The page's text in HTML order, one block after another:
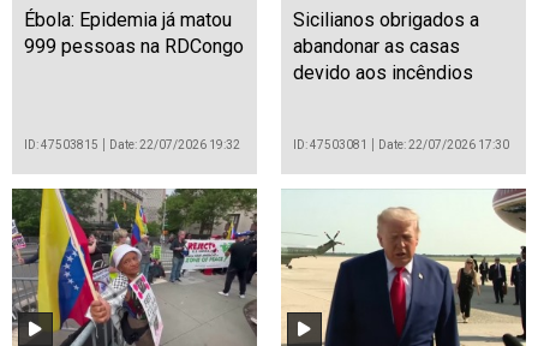
Ébola: Epidemia já matou
999 pessoas na RDCongo
ID: 47503815 Date: 22/07/2026 19:32
Sicilianos obrigados a
abandonar as casas
devido aos incêndios
ID: 47503081 Date: 22/07/2026 17:30